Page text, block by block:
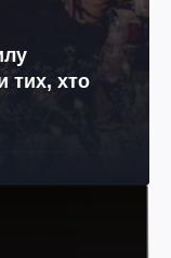
тих, хто